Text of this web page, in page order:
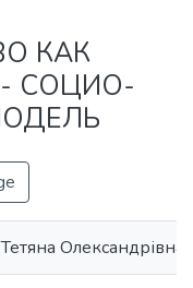
КАК
СОЦИО-
Олександрівна